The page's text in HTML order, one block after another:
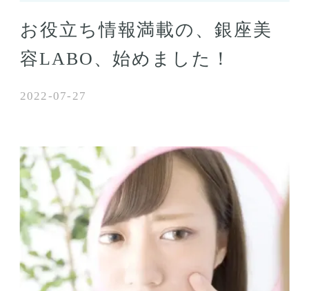
お役立ち情報満載の、銀座美
容LABO、始めました！
2022-07-27